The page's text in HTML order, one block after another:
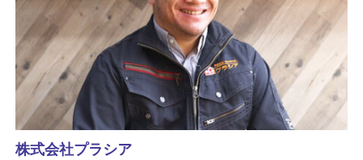
株式会社プラシア